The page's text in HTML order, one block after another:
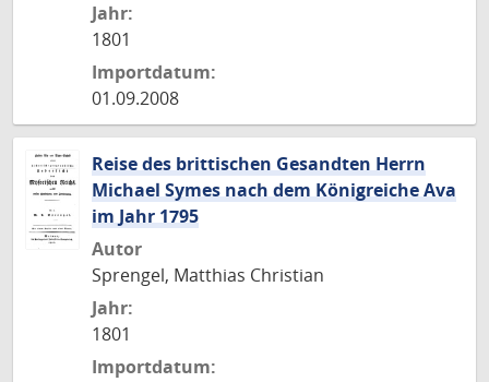
Jahr:
1801
Importdatum:
01.09.2008
Reise des brittischen Gesandten Herrn
Michael Symes nach dem Königreiche Ava
im Jahr 1795
Autor
Sprengel, Matthias Christian
Jahr:
1801
Importdatum: